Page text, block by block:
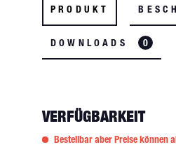
PRODUKT
DOWNLOADS 0
VERFÜGBARKEIT
Bestellbar aber Preise können